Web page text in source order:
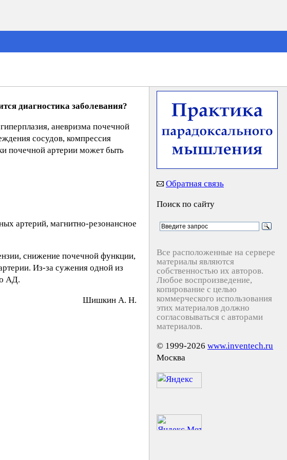
диагностика заболевания?
аневризма почечной
сосудов, компрессия
почечной артерии может быть
артерий, магнитно-резонансное
снижение почечной функции,
Из-за сужения одной из
АД.
Шишкин А. Н.
Обратная связь
Поиск по сайту
Все расположенные на сервере
материалы являются
собственностью их авторов.
Любое воспроизведение,
копирование с целью
коммерческого использования
этих материалов должно
согласовываться с авторами
материалов.
© 1999-2026 www.inventech.ru
Москва